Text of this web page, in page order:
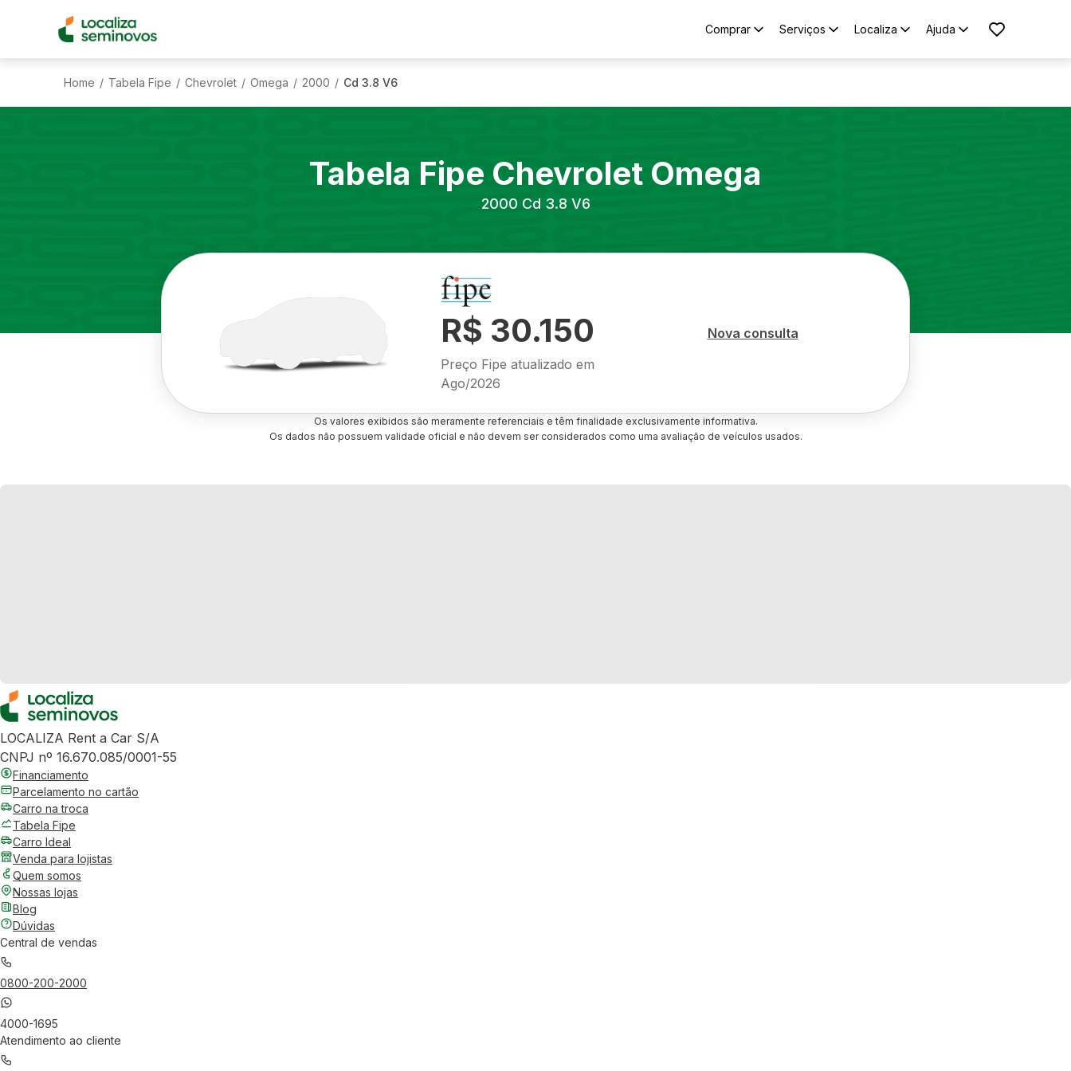
Comprar Serviços Localiza Ajuda
Home / Tabela Fipe / Chevrolet / Omega / 2000 / Cd 3.8 V6
Tabela Fipe Chevrolet Omega
2000 Cd 3.8 V6
R$ 30.150
Preço Fipe atualizado em
Ago/2026
Nova consulta
Os valores exibidos são meramente referenciais e têm finalidade exclusivamente informativa.
Os dados não possuem validade oficial e não devem ser considerados como uma avaliação de veículos usados.
LOCALIZA Rent a Car S/A
CNPJ nº 16.670.085/0001-55
Financiamento
Parcelamento no cartão
Carro na troca
Tabela Fipe
Carro Ideal
Venda para lojistas
Quem somos
Nossas lojas
Blog
Dúvidas
Central de vendas
0800-200-2000
4000-1695
Atendimento ao cliente